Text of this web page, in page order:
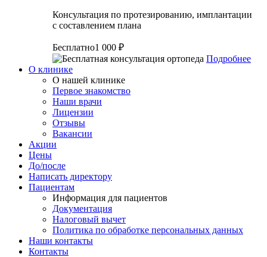
Консультация по протезированию, имплантации
с составлением плана
Бесплатно1 000 ₽
Подробнее
О клинике
О нашей клинике
Первое знакомство
Наши врачи
Лицензии
Отзывы
Вакансии
Акции
Цены
До/после
Написать директору
Пациентам
Информация для пациентов
Документация
Налоговый вычет
Политика по обработке персональных данных
Наши контакты
Контакты